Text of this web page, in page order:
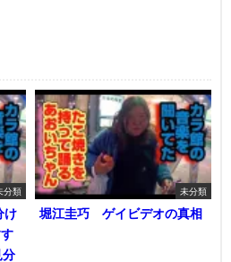
分類
け
分
未分類
堀江圭巧 ゲイビデオの真相